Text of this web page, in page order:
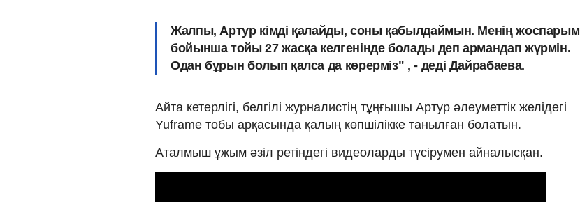
Жалпы, Артур кімді қалайды, соны қабылдаймын. Менің жоспарым
бойынша тойы 27 жасқа келгенінде болады деп армандап жүрмін.
Одан бұрын болып қалса да көрерміз" , - деді Дайрабаева.
Айта кетерлігі, белгілі журналистің тұңғышы Артур әлеуметтік желідегі
Yuframe тобы арқасында қалың көпшілікке танылған болатын.
Аталмыш ұжым әзіл ретіндегі видеоларды түсірумен айналысқан.